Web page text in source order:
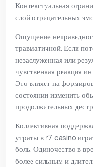
Контекстуальная
слой отрицательных
Ощущение
травматичной. Если
незаслуженная или
чувственная реакция
Это влияет на
состоянии изменить
продолжительных
Коллективная
утраты в r7 casino
боль. Одиночество в
более сильным и